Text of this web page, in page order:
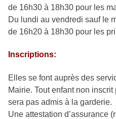
de 16h30 à 18h30 pour les
Du lundi au vendredi sauf le
de 16h20 à 18h30 pour les
Inscriptions:
Elles se font auprès des
Mairie. Tout enfant non
sera pas admis à la garderie.
Une attestation d’assurance